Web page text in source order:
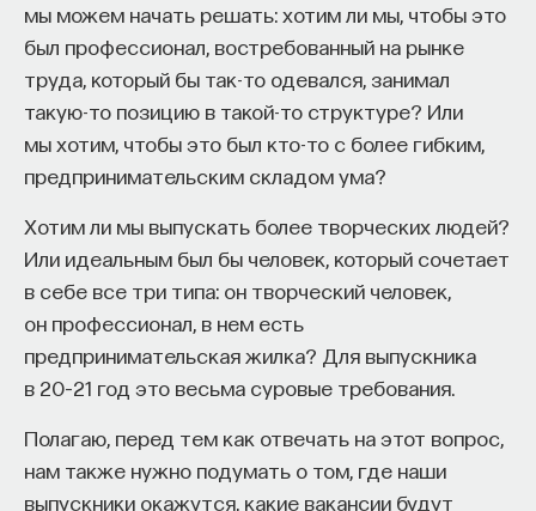
мы можем начать решать: хотим ли мы, чтобы это
был профессионал, востребованный на рынке
труда, который бы так-то одевался, занимал
такую-то позицию в такой-то структуре? Или
мы хотим, чтобы это был кто-то с более гибким,
предпринимательским складом ума?
Хотим ли мы выпускать более творческих людей?
Или идеальным был бы человек, который сочетает
в себе все три типа: он творческий человек,
он профессионал, в нем есть
предпринимательская жилка? Для выпускника
в 20–21 год это весьма суровые требования.
Полагаю, перед тем как отвечать на этот вопрос,
нам также нужно подумать о том, где наши
выпускники окажутся, какие вакансии будут
я преимущественно историей средневекового
права, права уголовного, то есть мои главные
герои — это средневековые преступники,
уголовники, всякие убийцы, воры, насильники
и прочие приятные, симпатичные личности, но при
очень интересными для изучения объектами,
очень живыми, со своими личными историями,
со своими чувствами, идеями, представлениями
о том, что их окружает, и всё это можно изучать,
вычленять, из судебных документов, которыми
я преимущественно и занималась.
В этом случае, что касается медиевистики,
меня всегда интересует специфика